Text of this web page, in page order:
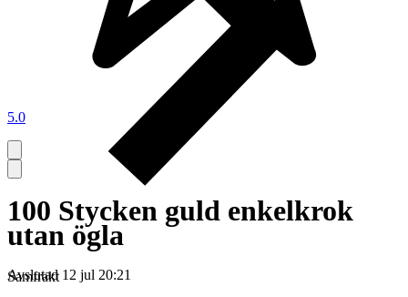
5.0
100 Stycken guld enkelkrok
utan ögla
Avslutad 12 jul 20:21
Samfrakt